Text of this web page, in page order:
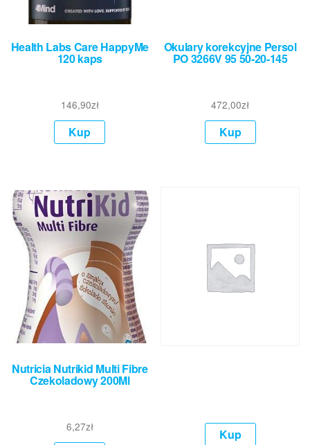
Health Labs Care HappyMe
120 kaps
146,90zł
Kup
Okulary korekcyjne Persol
PO 3266V 95 50-20-145
472,00zł
Kup
Nutricia Nutrikid Multi Fibre
Czekoladowy 200Ml
6,27zł Kup